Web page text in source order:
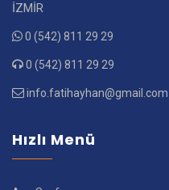
İZMİR
0 (542) 811 29 29
0 (542) 811 29 29
info.fatihayhan@gmail.com
Hızlı Menü